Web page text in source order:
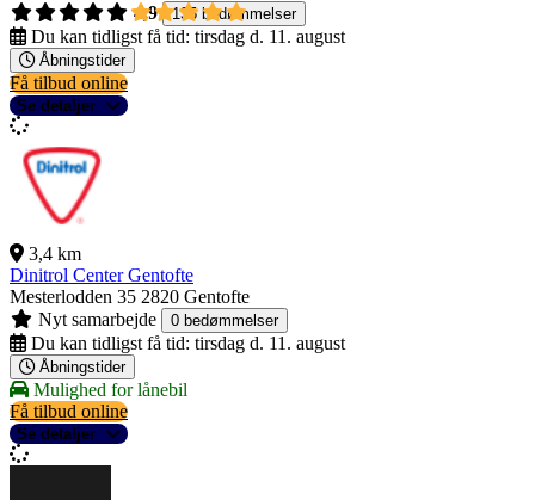
4,9
135 bedømmelser
Du kan tidligst få tid: tirsdag d. 11. august
Åbningstider
Få tilbud online
Se detaljer
3,4 km
Dinitrol Center Gentofte
Mesterlodden 35 2820 Gentofte
Nyt samarbejde
0 bedømmelser
Du kan tidligst få tid: tirsdag d. 11. august
Åbningstider
Mulighed for lånebil
Få tilbud online
Se detaljer